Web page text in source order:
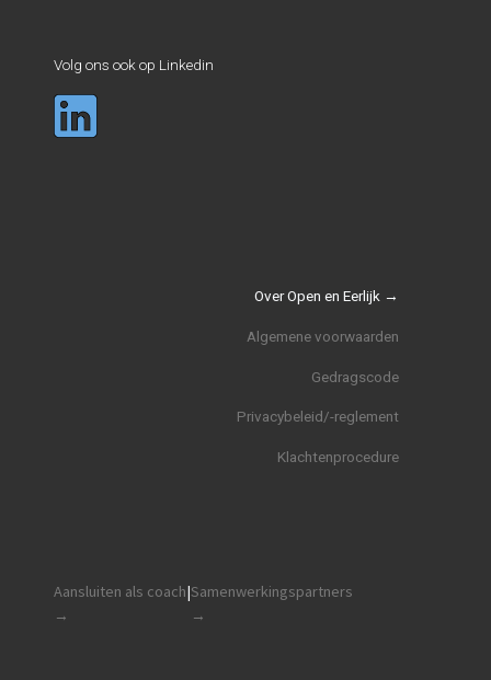
Volg ons ook op Linkedin
Over Open en Eerlijk →
Algemene voorwaarden
Gedragscode
Privacybeleid/-reglement
Klachtenprocedure
Aansluiten als coach
→
|Samenwerkingspartners
→